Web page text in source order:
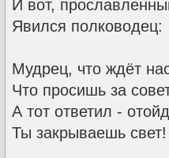
И вот,
Явился полководец:
Мудрец, что ждёт
Что просишь за
А тот ответил -
Ты закрываешь свет!